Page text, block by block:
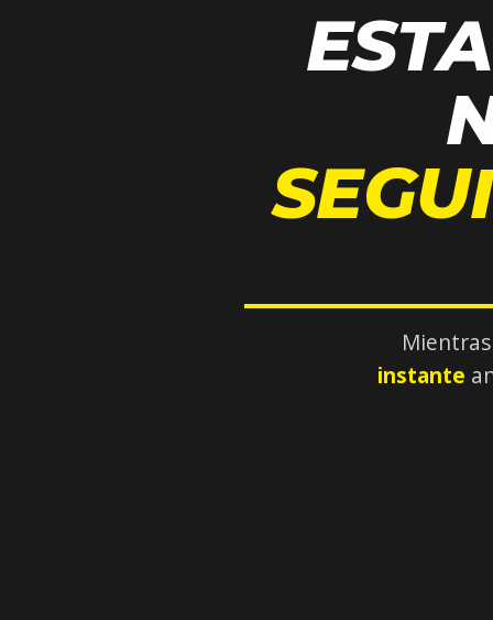
instante